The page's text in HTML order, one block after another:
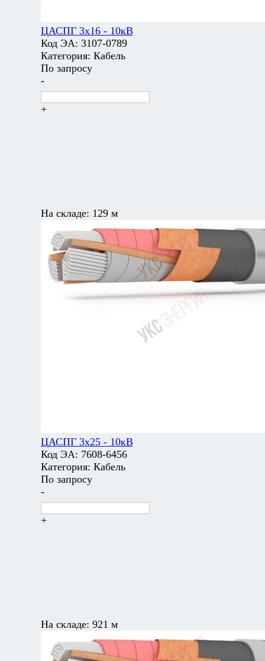
ЦАСПГ 3х16 - 10кВ
Код ЭА: 3107-0789
Категория: Кабель
По запросу
-
+
На складе: 129 м
ЦАСПГ 3х25 - 10кВ
Код ЭА: 7608-6456
Категория: Кабель
По запросу
-
+
На складе: 921 м